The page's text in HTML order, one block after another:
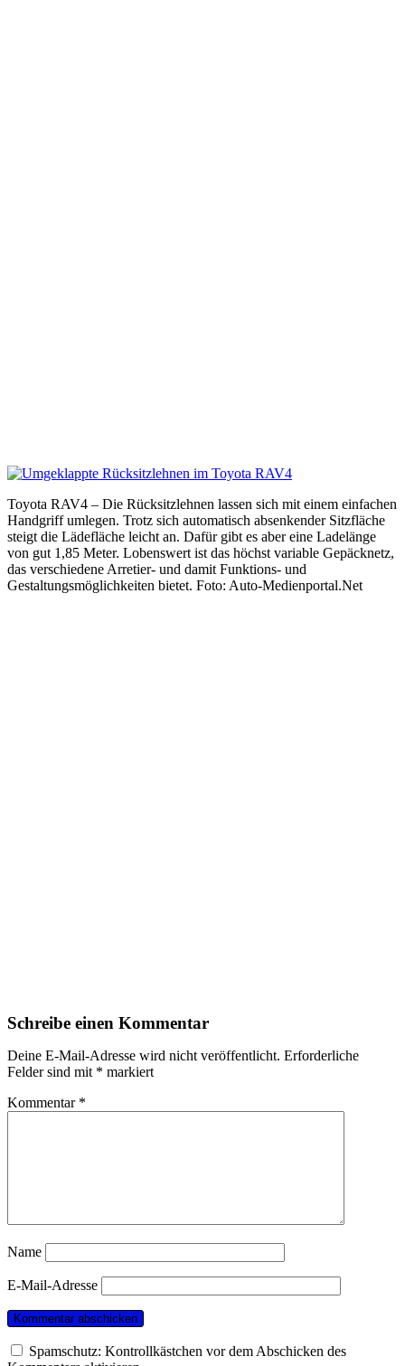
Toyota RAV4 – Die Rücksitzlehnen lassen sich mit einem einfachen
Handgriff umlegen. Trotz sich automatisch absenkender Sitzfläche
steigt die Lädefläche leicht an. Dafür gibt es aber eine Ladelänge
von gut 1,85 Meter. Lobenswert ist das höchst variable Gepäcknetz,
das verschiedene Arretier- und damit Funktions- und
Gestaltungsmöglichkeiten bietet. Foto: Auto-Medienportal.Net
Schreibe einen Kommentar
Deine E-Mail-Adresse wird nicht veröffentlicht. Erforderliche
Felder sind mit * markiert
Kommentar *
Name
E-Mail-Adresse
Spamschutz: Kontrollkästchen vor dem Abschicken des